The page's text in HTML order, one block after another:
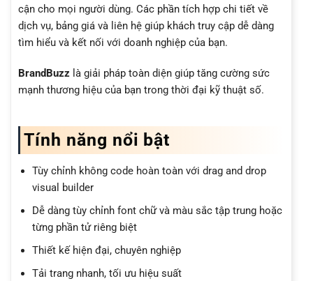
cận cho mọi người dùng. Các phần tích hợp chi tiết về
dịch vụ, bảng giá và liên hệ giúp khách truy cập dễ dàng
tìm hiểu và kết nối với doanh nghiệp của bạn.
BrandBuzz là giải pháp toàn diện giúp tăng cường sức
mạnh thương hiệu của bạn trong thời đại kỹ thuật số.
Tính năng nổi bật
Tùy chỉnh không code hoàn toàn với drag and drop
visual builder
Dễ dàng tùy chỉnh font chữ và màu sắc tập trung hoặc
từng phần tử riêng biệt
Thiết kế hiện đại, chuyên nghiệp
Tải trang nhanh, tối ưu hiệu suất